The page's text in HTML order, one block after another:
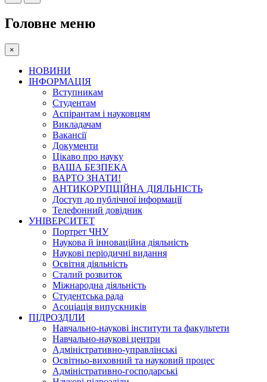
Головне меню
×
НОВИНИ
ІНФОРМАЦІЯ
Вступникам
Студентам
Аспірантам і науковцям
Викладачам
Вакансії
Документи
Цікаво про науку
ВАША БЕЗПЕКА
ВАРТО ЗНАТИ!
АНТИКОРУПЦІЙНА ДІЯЛЬНІСТЬ
Доступ до публічної інформації
Телефонний довідник
УНІВЕРСИТЕТ
Портрет ЧНУ
Наукова й інноваційна діяльність
Наукові періодичні видання
Освітня діяльність
Сталий розвиток
Міжнародна діяльність
Студентська рада
Асоціація випускників
ПІДРОЗДІЛИ
Навчально-наукові інститути та факультети
Навчально-наукові центри
Адміністративно-управлінські
Освітньо-виховний та науковий процес
Адміністративно-господарські